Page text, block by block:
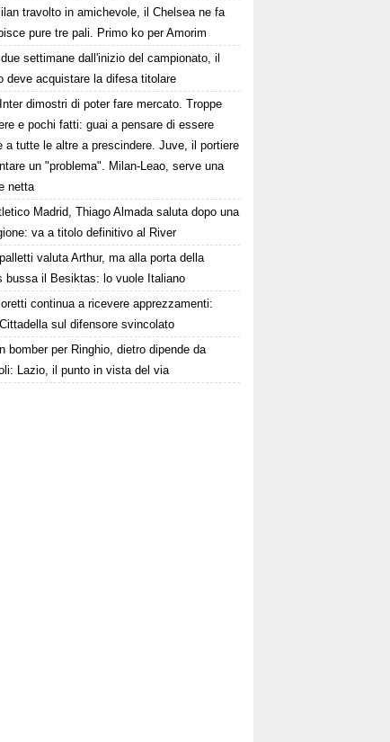
travolto in amichevole, il Chelsea ne fa
pure tre pali. Primo ko per Amorim
settimane dall'inizio del campionato, il
deve acquistare la difesa titolare
dimostri di poter fare mercato. Troppe
e pochi fatti: guai a pensare di essere
a tutte le altre a prescindere. Juve, il portiere
un "problema". Milan-Leao, serve una
netta
Madrid, Thiago Almada saluta dopo una
va a titolo definitivo al River
valuta Arthur, ma alla porta della
bussa il Besiktas: lo vuole Italiano
continua a ricevere apprezzamenti:
sul difensore svincolato
bomber per Ringhio, dietro dipende da
Lazio, il punto in vista del via